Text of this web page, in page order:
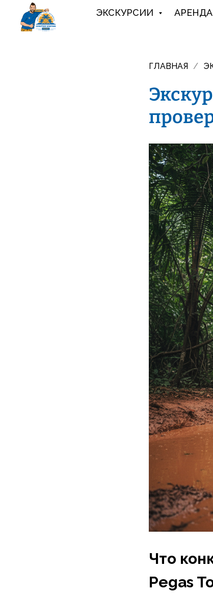
ЭКСКУРСИИ
ГЛАВНАЯ /
Что
Pegas